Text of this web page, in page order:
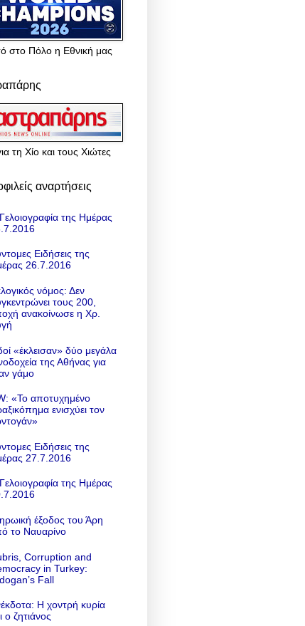
στο Πόλο η Εθνική μας
τη Χίο και τους Χιώτες
αναρτήσεις
της Ημέρας
Ειδήσεις της
26.7.2016
νόμος: Δεν
τους 200,
ανακοίνωσε η Χρ.
«έκλεισαν» δύο μεγάλα
της Αθήνας για
γάμο
«To αποτυχημένο
ενισχύει τον
Ειδήσεις της
27.7.2016
της Ημέρας
έξοδος του Άρη
το Ναυαρίνο
Corruption and
in Turkey:
Fall
Η χοντρή κυρία
ο ζητιάνος